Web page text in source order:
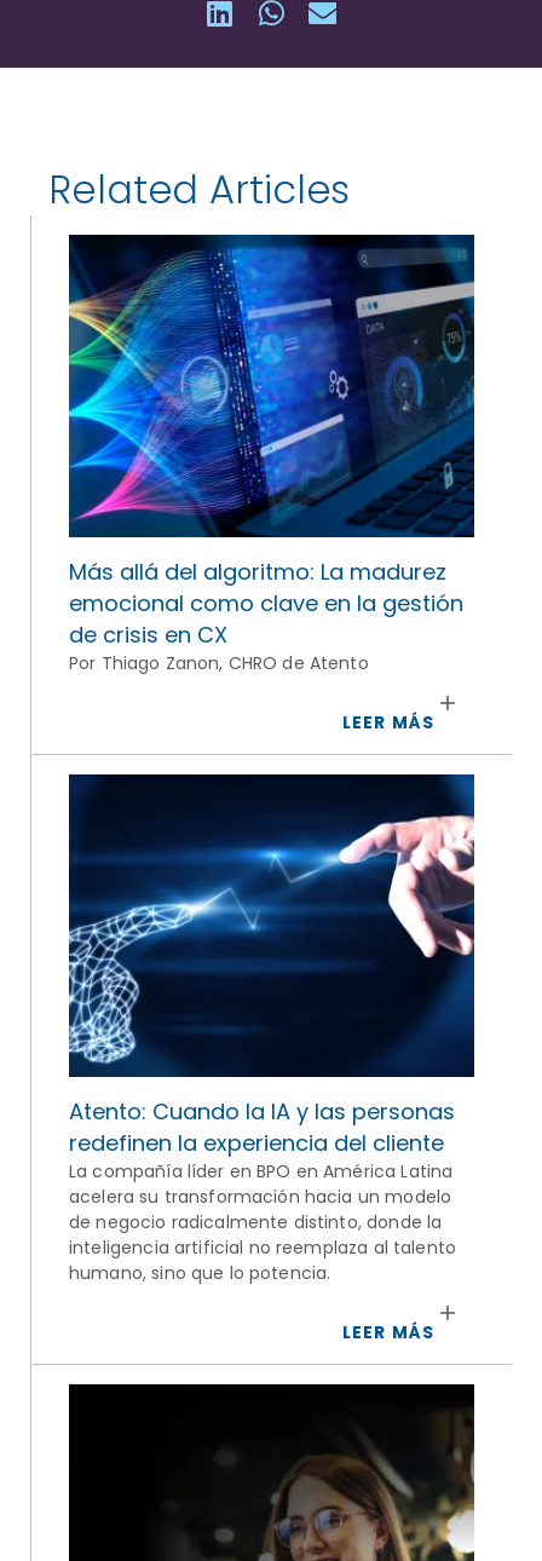
Related Articles
Más allá del algoritmo: La madurez
emocional como clave en la gestión
de crisis en CX
Por Thiago Zanon, CHRO de Atento
LEER MÁS
Atento: Cuando la IA y las personas
redefinen la experiencia del cliente
La compañía líder en BPO en América Latina
acelera su transformación hacia un modelo
de negocio radicalmente distinto, donde la
inteligencia artificial no reemplaza al talento
humano, sino que lo potencia.
LEER MÁS